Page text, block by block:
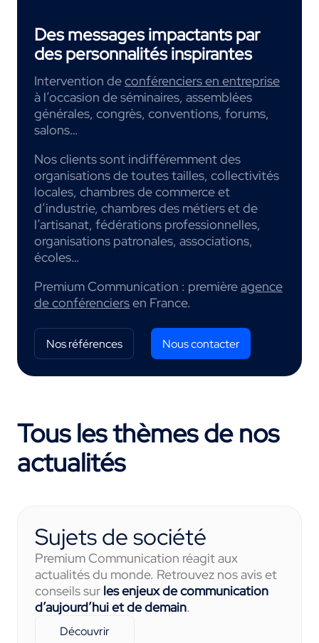
Des messages impactants par
des personnalités inspirantes
Intervention deconférenciers en entreprise
à l’occasion de séminaires, assemblées
générales, congrès, conventions, forums,
salons…
Nos clients sont indifféremment des
organisations de toutes tailles, collectivités
locales, chambres de commerce et
d’industrie, chambres des métiers et de
l’artisanat, fédérations professionnelles,
organisations patronales, associations,
écoles…
Premium Communication : premièreagence
de conférenciersen France.
Nos références Nous contacter
Tous les thèmes de nos
actualités
Sujets de société
Premium Communication réagit aux
actualités du monde. Retrouvez nos avis et
conseils sur les enjeux de communication
d’aujourd’hui et de demain.
Découvrir